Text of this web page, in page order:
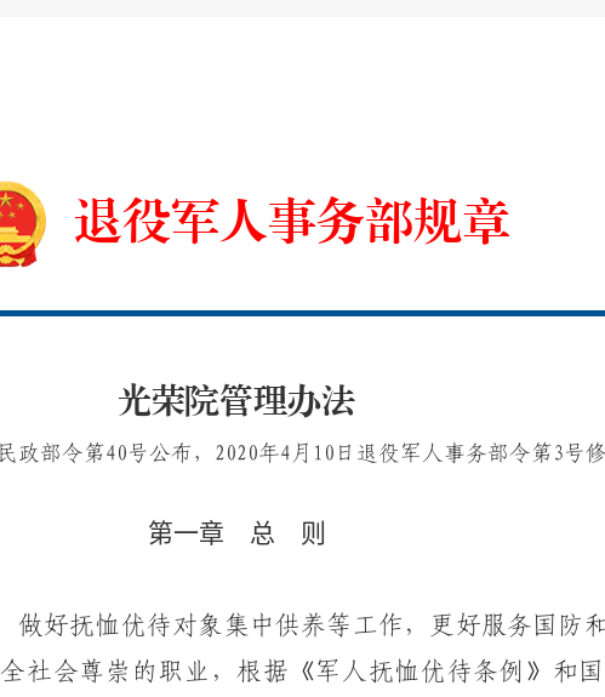
退役军人事务部规章
光荣院管理办法
民政部令第40号公布，2020年4月10日退役军人事务部令第3号修
第一章 总 则
好抚恤优待对象集中供养等工作，更好服务国防
社会尊崇的职业，根据《军人抚恤优待条例》和